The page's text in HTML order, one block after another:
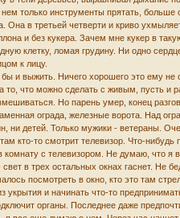
только инструменты прятать, больше
Она в третьей четверти и криво
и без кукера. Зачем мне кукер в
клетку, ломая грудину. Ни одно
к лицу.
бы и выжить. Ничего хорошего это ему
то, что можно сделать с живым, пусть и
Но парень умер, конец
ограда, железные ворота. Над
ни детей. Только мужики - ветераны.
кто-то смотрит телевизор. Что-
с телевизором. Не думаю, что я
свет в трех остальных окнах гаснет. Не
посмотреть в окно, кто это там
укрытия и начинать что-то
органы. Последнее даже